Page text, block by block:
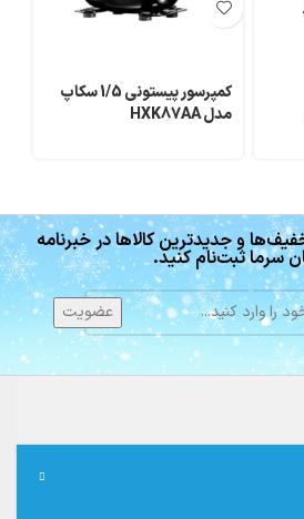
کمپرسور پیستونی 1/5 سکاپ
مدل HXK87AA
و جدیدترین کالاها در خبرنامه
سرما ثبت‌نام کنید.